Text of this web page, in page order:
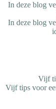
In deze blog
In deze blog
Vijf
Vijf tips voor